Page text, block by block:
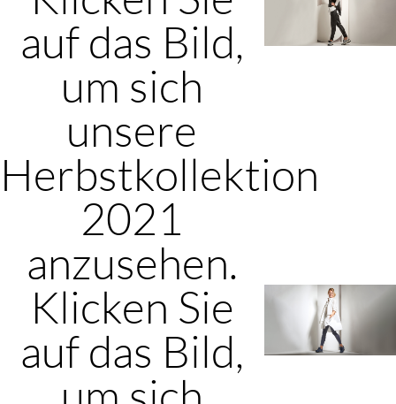
auf das Bild,
um sich
unsere
Herbstkollektion
2021
anzusehen.
Klicken Sie
auf das Bild,